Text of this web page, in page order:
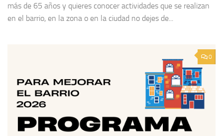
más de 65 años y quieres conocer actividades que se realizan
en el barrio, en la zona o en la ciudad no dejes de...
0